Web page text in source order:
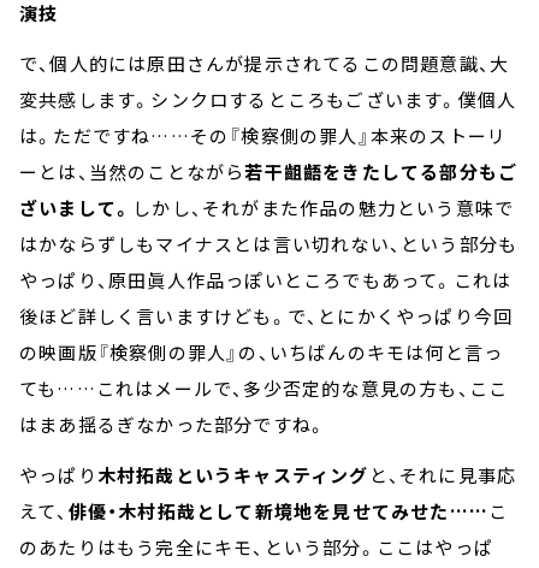
演技
で、個人的には原田さんが提示されてるこの問題意識、大
変共感します。シンクロするところもございます。僕個人
は。ただですね……その『検察側の罪人』本来のストーリ
ーとは、当然のことながら若干齟齬をきたしてる部分もご
ざいまして。 しかし、それがまた作品の魅力という意味で
はかならずしもマイナスとは言い切れない、という部分も
やっぱり、原田眞人作品っぽいところでもあって。これは
後ほど詳しく言いますけども。で、とにかくやっぱり今回
の映画版『検察側の罪人』の、いちばんのキモは何と言っ
ても……これはメールで、多少否定的な意見の方も、ここ
はまあ揺るぎなかった部分ですね。
やっぱり 木村拓哉というキャスティング と、それに見事応
えて、 俳優・木村拓哉として新境地を見せてみせた……こ
のあたりはもう完全にキモ、という部分。ここはやっぱ